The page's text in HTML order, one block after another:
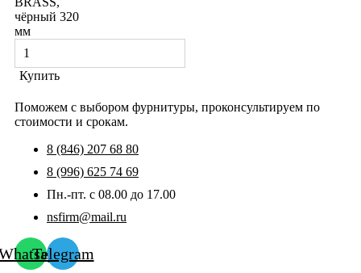
чёрный 320
мм
Купить
Поможем с выбором фурнитуры, проконсультируем по
стоимости и срокам.
8 (846) 207 68 80
8 (996) 625 74 69
Пн.-пт. с 08.00 до 17.00
nsfirm@mail.ru
Telegram